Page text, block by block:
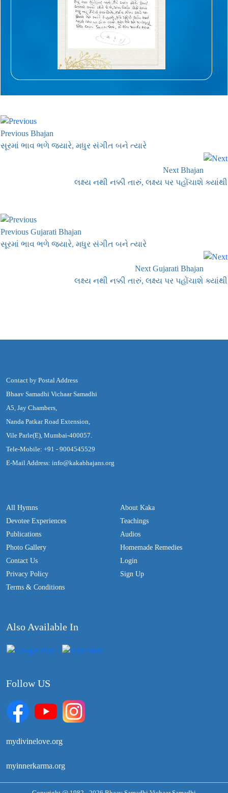
Previous Bhajan
સૂરમાં ભાવ ભળે જ્યારે, મધુર સંગીત બને ત્યારે
Next Bhajan
લક્ષ્ય નથી નક્કી તારું, લક્ષ્ય પર પહોંચાશે ક્યાંથી
Previous Gujarati Bhajan
સૂરમાં ભાવ ભળે જ્યારે, મધુર સંગીત બને ત્યારે
Next Gujarati Bhajan
લક્ષ્ય નથી નક્કી તારું, લક્ષ્ય પર પહોંચાશે ક્યાંથી
Contact by Postal Address
Bhaav Samadhi Vichaar Samadhi
A5, Jay Chambers,
Nanda Patkar Road Extension,
Vile Parle(E), Mumbai-400057.
Tele-Mobile: +91 - 9004545529
E-Mail Address: info@kakabhajans.org
All Hymns
Devotee Experiences
Publications
Photo Gallery
Contact Us
Privacy Policy
Terms & Conditions
About Kaka
Teachings
Audios
Homemade Remedies
Login
Sign Up
Also Available In
Follow US
mydivinelove.org
myinnerkarma.org